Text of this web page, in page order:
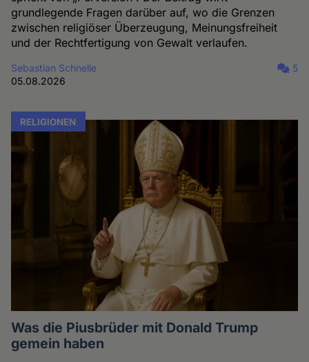
grundlegende Fragen darüber auf, wo die Grenzen
zwischen religiöser Überzeugung, Meinungsfreiheit
und der Rechtfertigung von Gewalt verlaufen.
Sebastian Schnelle
05.08.2026
5
RELIGIONEN
Was die Piusbrüder mit Donald Trump
gemein haben